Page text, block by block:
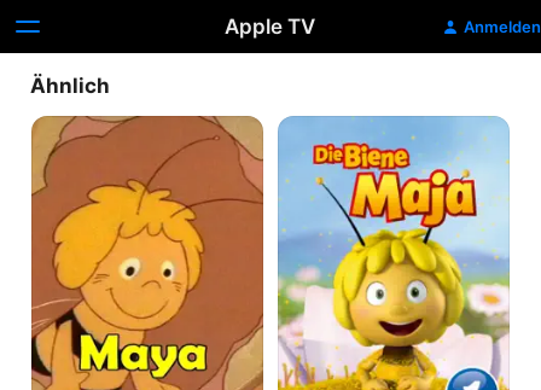
Apple TV Anmelden
Ähnlich
Die
Biene
Maja
Classic
Die
Biene
Maja